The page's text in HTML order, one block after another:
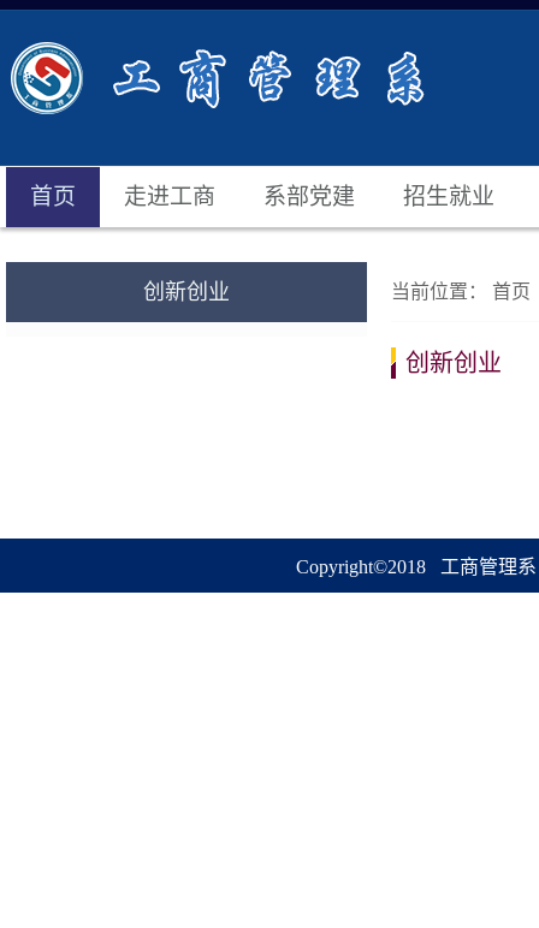
首页 走进工商 系部党建 招生就业
创新创业 当前位置： 首页
创新创业
Copyright©2018 工商管理